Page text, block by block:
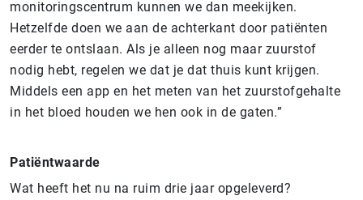
monitoringscentrum kunnen we dan meekijken.
Hetzelfde doen we aan de achterkant door patiënten
eerder te ontslaan. Als je alleen nog maar zuurstof
nodig hebt, regelen we dat je dat thuis kunt krijgen.
Middels een app en het meten van het zuurstofgehalte
in het bloed houden we hen ook in de gaten.”
Patiëntwaarde
Wat heeft het nu na ruim drie jaar opgeleverd?